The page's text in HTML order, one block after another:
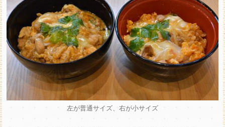
左が普通サイズ、右が小サイズ